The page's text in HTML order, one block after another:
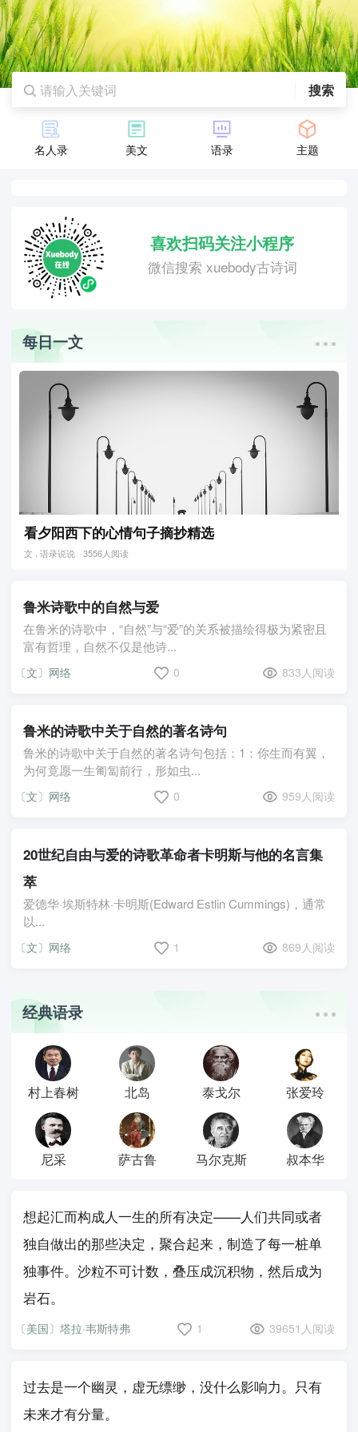
搜索
名人录 美文 语录 主题
喜欢扫码关注小程序
微信搜索 xuebody古诗词
每日一文
看夕阳西下的心情句子摘抄精选
文 . 语录说说 3556人阅读
鲁米诗歌中的自然与爱
在鲁米的诗歌中，“自然”与“爱”的关系被描绘得极为紧密且
富有哲理，自然不仅是他诗...
〔文〕网络 0 833人阅读
鲁米的诗歌中关于自然的著名诗句
鲁米的诗歌中关于自然的著名诗句包括：1：你生而有翼，
为何竟愿一生匍匐前行，形如虫...
〔文〕网络 0 959人阅读
20世纪自由与爱的诗歌革命者卡明斯与他的名言集
萃
爱德华·埃斯特林·卡明斯(Edward Estlin Cummings)，通常
以...
〔文〕网络 1 869人阅读
经典语录
村上春树 北岛 泰戈尔 张爱玲
尼采 萨古鲁 马尔克斯 叔本华
想起汇而构成人一生的所有决定——人们共同或者
独自做出的那些决定，聚合起来，制造了每一桩单
独事件。沙粒不可计数，叠压成沉积物，然后成为
岩石。
〔美国〕塔拉·韦斯特弗 1 39651人阅读
过去是一个幽灵，虚无缥缈，没什么影响力。只有
未来才有分量。